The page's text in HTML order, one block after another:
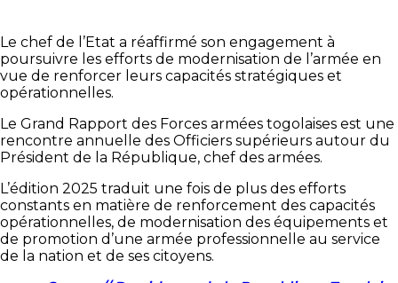
Le chef de l’Etat a réaffirmé son engagement à
poursuivre les efforts de modernisation de l’armée en
vue de renforcer leurs capacités stratégiques et
opérationnelles.
Le Grand Rapport des Forces armées togolaises est une
rencontre annuelle des Officiers supérieurs autour du
Président de la République, chef des armées.
L’édition 2025 traduit une fois de plus des efforts
constants en matière de renforcement des capacités
opérationnelles, de modernisation des équipements et
de promotion d’une armée professionnelle au service
de la nation et de ses citoyens.